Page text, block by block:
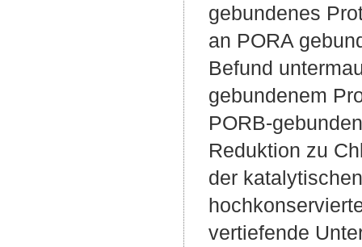
gebundenes
an PORA
Befund
gebundenem
PORB-
Reduktion zu
der
vertiefende